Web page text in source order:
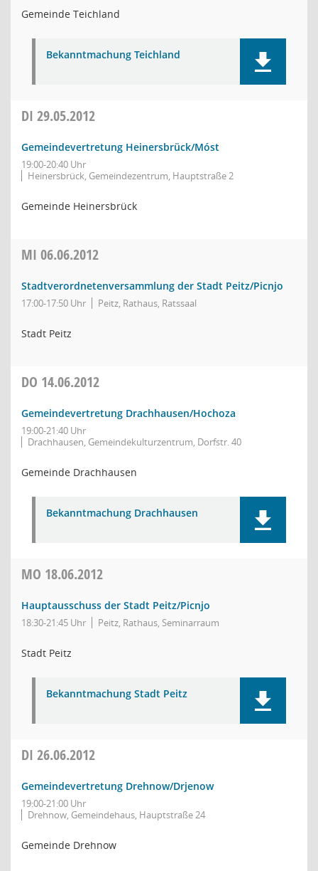
Gemeinde Teichland
Bekanntmachung Teichland
DI 29.05.2012
Gemeindevertretung Heinersbrück/Móst
19:00-20:40 Uhr
Heinersbrück, Gemeindezentrum, Hauptstraße 2
Gemeinde Heinersbrück
MI 06.06.2012
Stadtverordnetenversammlung der Stadt Peitz/Picnjo
17:00-17:50 Uhr Peitz, Rathaus, Ratssaal
Stadt Peitz
DO 14.06.2012
Gemeindevertretung Drachhausen/Hochoza
19:00-21:40 Uhr
Drachhausen, Gemeindekulturzentrum, Dorfstr. 40
Gemeinde Drachhausen
Bekanntmachung Drachhausen
MO 18.06.2012
Hauptausschuss der Stadt Peitz/Picnjo
18:30-21:45 Uhr Peitz, Rathaus, Seminarraum
Stadt Peitz
Bekanntmachung Stadt Peitz
DI 26.06.2012
Gemeindevertretung Drehnow/Drjenow
19:00-21:00 Uhr
Drehnow, Gemeindehaus, Hauptstraße 24
Gemeinde Drehnow